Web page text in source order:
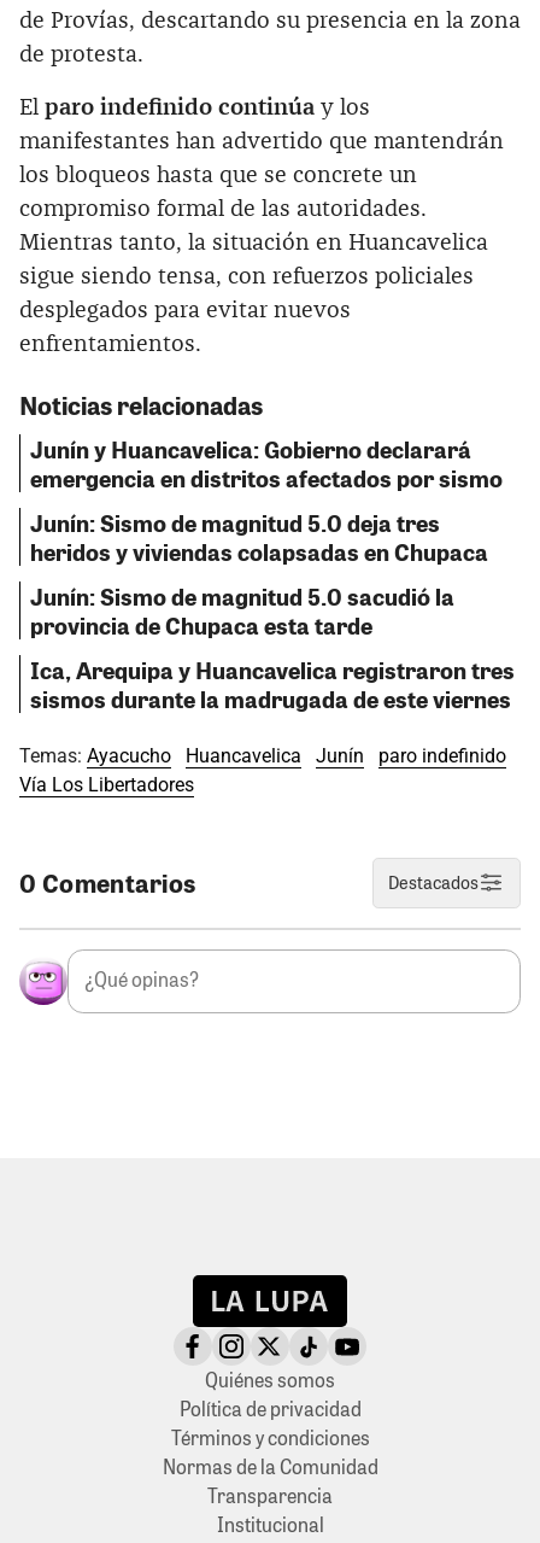
de Provías, descartando su presencia en la zona
de protesta.
El paro indefinido continúa y los
manifestantes han advertido que mantendrán
los bloqueos hasta que se concrete un
compromiso formal de las autoridades.
Mientras tanto, la situación en Huancavelica
sigue siendo tensa, con refuerzos policiales
desplegados para evitar nuevos
enfrentamientos.
Noticias relacionadas
Junín y Huancavelica: Gobierno declarará
emergencia en distritos afectados por sismo
Junín: Sismo de magnitud 5.0 deja tres
heridos y viviendas colapsadas en Chupaca
Junín: Sismo de magnitud 5.0 sacudió la
provincia de Chupaca esta tarde
Ica, Arequipa y Huancavelica registraron tres
sismos durante la madrugada de este viernes
Temas: Ayacucho Huancavelica Junín
paro indefinido
Vía Los Libertadores
0 Comentarios Destacados
Quiénes somos
Política de privacidad
Términos y condiciones
Normas de la Comunidad
Transparencia
Institucional